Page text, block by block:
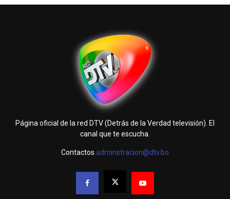
Página oficial de la red DTV (Detrás de la Verdad televisión). El
canal que te escucha.
Contactos adminstracion@dtv.bo